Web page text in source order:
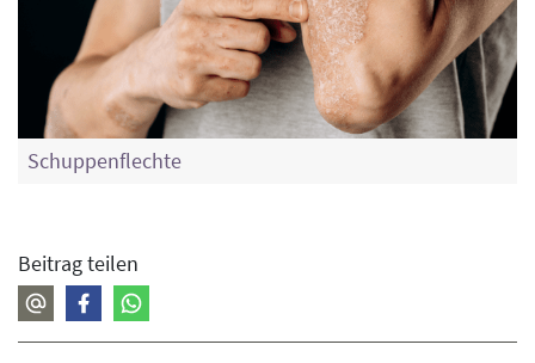
Schuppenflechte
Beitrag teilen